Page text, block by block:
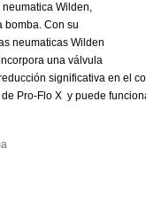
Wilden,
bomba. Con su
neumaticas Wilden
una válvula
significativa en el
Pro-Flo X y puede